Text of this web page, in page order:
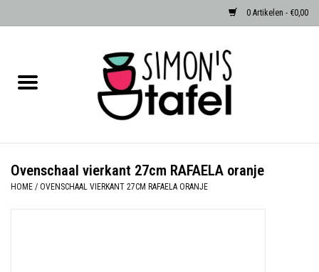
0 Artikelen - €0,00
Albast waxinehouders van Zenza
Ovenschaal vierkant 27cm RAFAELA oranje
HOME / OVENSCHAAL VIERKANT 27CM RAFAELA ORANJE